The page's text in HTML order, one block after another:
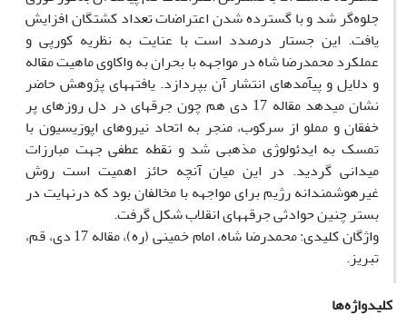
جلوه‌گر شد و با گسترده شدن اعتراضات تعداد کشتگان افزایش
یافت. این جستار درصدد است با عنایت به نظریه کورپی و
عملکرد محمدرضا شاه در مواجهه با بحران به واکاوی ماهیت مقاله
و دلایل و پیآمدهای انتشار آن بپردازد. یافتههای پژوهش حاضر
نشان میدهد مقاله 17 دی هم چون جرقهای در دل روزهای پر
خفقان و مملو از سرکوب، منجر به اتحاد نیروهای اپوزیسیون با
تمسک به ایدئولوژی مذهبی شد و نقطه عطفی جهت مبارزات
میدانی گردید. در این میان آنچه حائز اهمیت است روش
غیرهوشمندانه رژیم برای مواجهه با مخالفان بود که درنهایت در
بستر چنین حوادثی جرقههای انقلاب شکل گرفت.
واژگان کلیدی: محمدرضا شاه، امام خمینی (ره)، مقاله 17 دی، قم،
تبریز.
کلیدواژه‌ها